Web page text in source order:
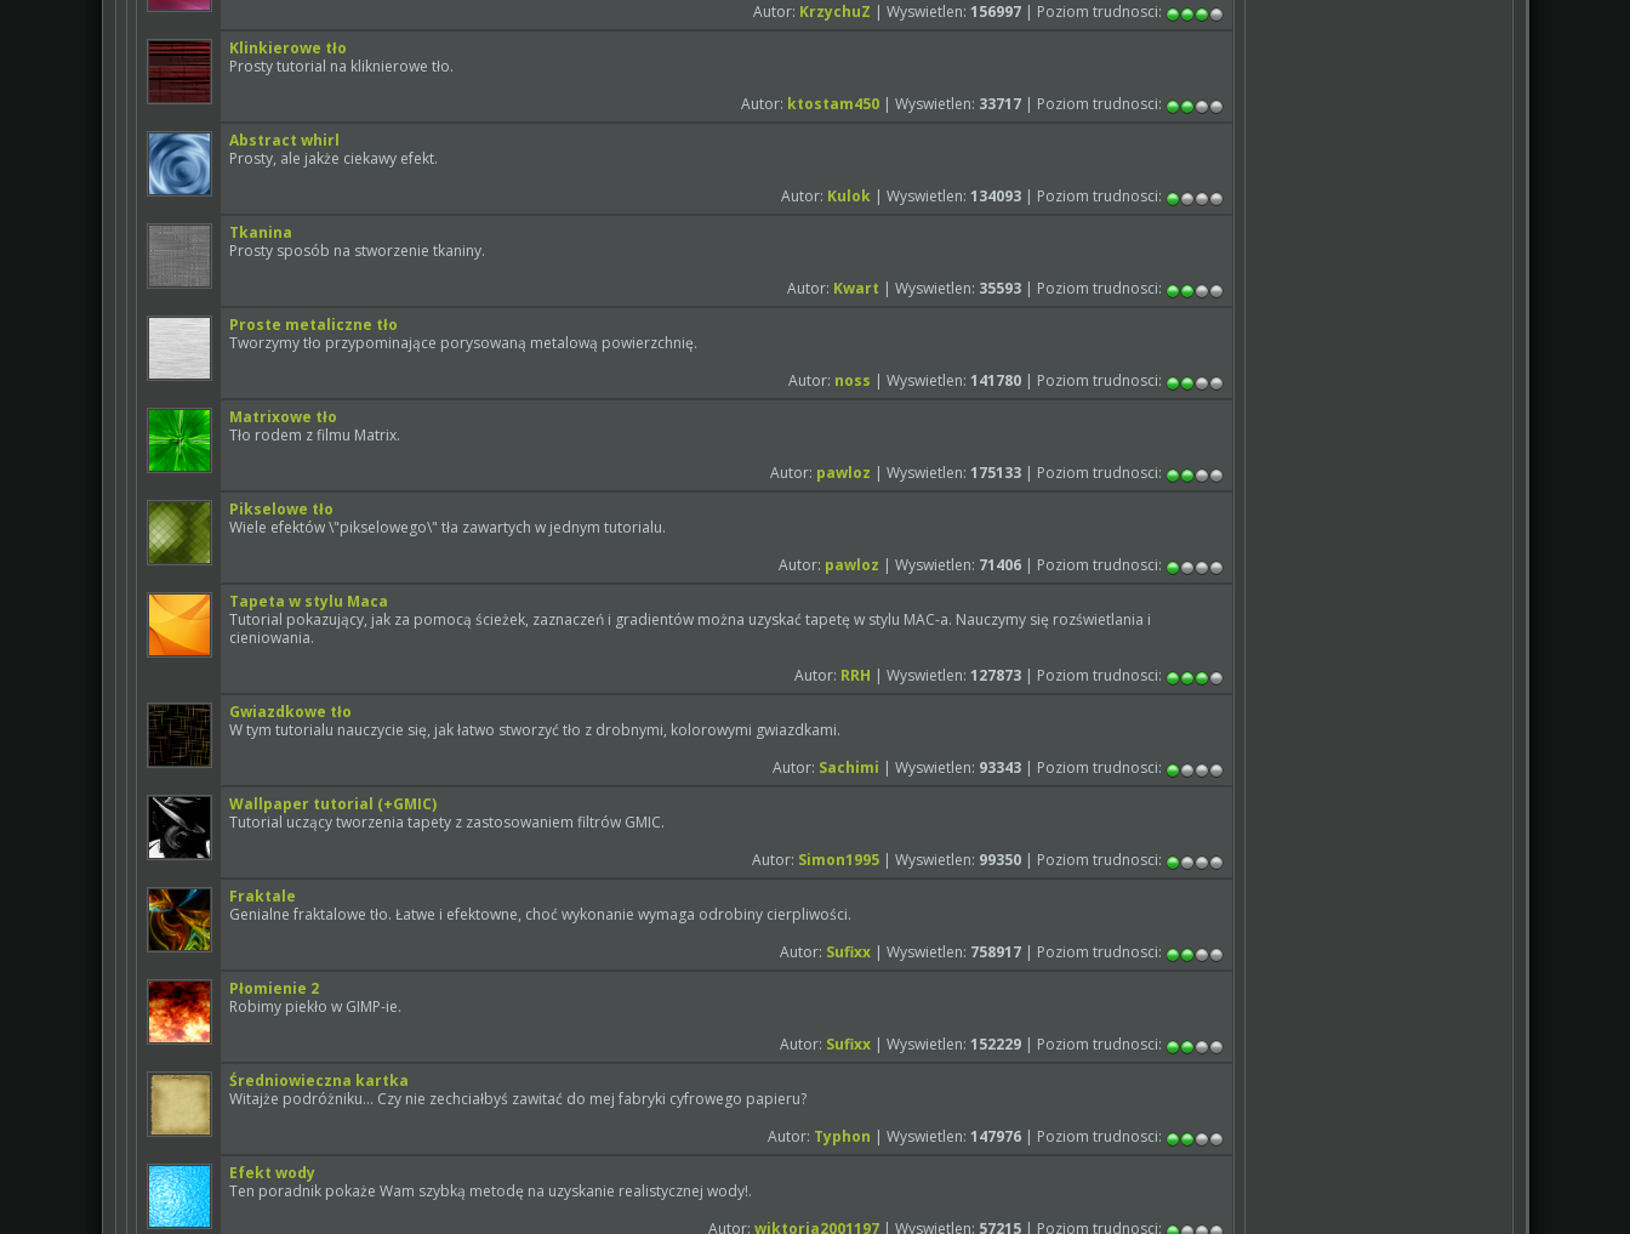
Autor: KrzychuZ | Wyswietlen: 156997| Poziom trudnosci:
Klinkierowe tło
Prosty tutorial na kliknierowe tło.
Autor: ktostam450| Wyswietlen: 33717| Poziom trudnosci:
Abstract whirl
Prosty, ale jakże ciekawy efekt.
Autor: Kulok| Wyswietlen: 134093| Poziom trudnosci:
Tkanina
Prosty sposób na stworzenie tkaniny.
Autor: Kwart | Wyswietlen: 35593| Poziom trudnosci:
Proste metaliczne tło
Tworzymy tło przypominające porysowaną metalową powierzchnię.
Autor: noss | Wyswietlen: 141780| Poziom trudnosci:
Matrixowe tło
Tło rodem z filmu Matrix.
Autor: pawloz | Wyswietlen: 175133| Poziom trudnosci:
Pikselowe tło
Wiele efektów \"pikselowego\" tła zawartych w jednym tutorialu.
Autor: pawloz | Wyswietlen: 71406| Poziom trudnosci:
Tapeta w stylu Maca
Tutorial pokazujący, jak za pomocą ścieżek, zaznaczeń i gradientów można uzyskać tapetę w stylu MAC-a. Nauczymy się rozświetlania i
cieniowania.
Autor: RRH | Wyswietlen: 127873| Poziom trudnosci:
Gwiazdkowe tło
W tym tutorialu nauczycie się, jak łatwo stworzyć tło z drobnymi, kolorowymi gwiazdkami.
Autor: Sachimi | Wyswietlen: 93343| Poziom trudnosci:
Wallpaper tutorial (+GMIC)
Tutorial uczący tworzenia tapety z zastosowaniem filtrów GMIC.
Autor: Simon1995| Wyswietlen: 99350| Poziom trudnosci:
Fraktale
Genialne fraktalowe tło. Łatwe i efektowne, choć wykonanie wymaga odrobiny cierpliwości.
Autor: Sufixx| Wyswietlen: 758917| Poziom trudnosci:
Płomienie 2
Robimy piekło w GIMP-ie.
Autor: Sufixx| Wyswietlen: 152229| Poziom trudnosci:
Średniowieczna kartka
Witajże podróżniku... Czy nie zechciałbyś zawitać do mej fabryki cyfrowego papieru?
Autor: Typhon | Wyswietlen: 147976| Poziom trudnosci:
Efekt wody
Ten poradnik pokaże Wam szybką metodę na uzyskanie realistycznej wody!.
Autor: wiktoria2001197| Wyswietlen: 57215| Poziom trudnosci: